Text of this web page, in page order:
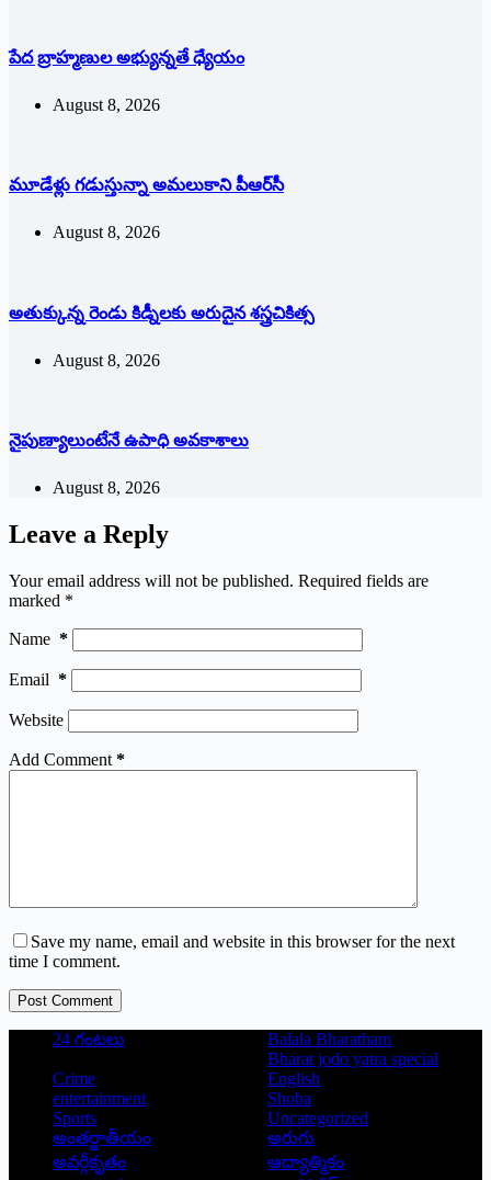
పేద బ్రాహ్మణుల అభ్యున్నతే ధ్యేయం
August 8, 2026
మూడేళ్లు గ‌డుస్తున్నా అమ‌లుకాని పీఆర్‌సీ
August 8, 2026
అతుక్కున్న రెండు కిడ్నీలకు అరుదైన శస్త్రచికిత్స
August 8, 2026
నైపుణ్యాలుంటేనే ఉపాధి అవకాశాలు
August 8, 2026
Leave a Reply
Your email address will not be published. Required fields are
marked *
Name *
Email *
Website
Add Comment *
Save my name, email and website in this browser for the next
time I comment.
Post Comment
24 గంటలు
Balala Bharatham
Bharat jodo yatra special
Crime
English
entertainment
Shoba
Sports
Uncategorized
అంతర్జాతీయం
అరుగు
అవర్గీకృతం
ఆద్యాత్మికం